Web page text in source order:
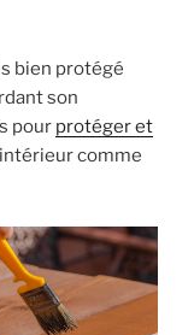
bien protégé
son
pour protéger et
comme